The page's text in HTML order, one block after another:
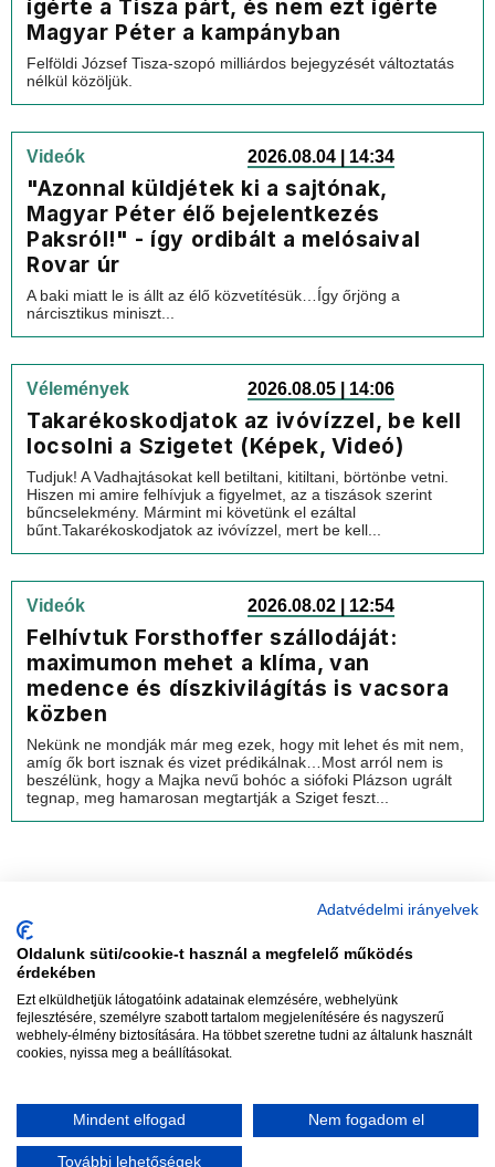
ígérte a Tisza párt, és nem ezt ígérte
Magyar Péter a kampányban
Felföldi József Tisza-szopó milliárdos bejegyzését változtatás
nélkül közöljük.
Videók 2026.08.04 | 14:34
"Azonnal küldjétek ki a sajtónak,
Magyar Péter élő bejelentkezés
Paksról!" - így ordibált a melósaival
Rovar úr
A baki miatt le is állt az élő közvetítésük…Így őrjöng a
nárcisztikus miniszt...
Vélemények 2026.08.05 | 14:06
Takarékoskodjatok az ivóvízzel, be kell
locsolni a Szigetet (Képek, Videó)
Tudjuk! A Vadhajtásokat kell betiltani, kitiltani, börtönbe vetni.
Hiszen mi amire felhívjuk a figyelmet, az a tiszások szerint
bűncselekmény. Mármint mi követünk el ezáltal
bűnt.Takarékoskodjatok az ivóvízzel, mert be kell...
Videók 2026.08.02 | 12:54
Felhívtuk Forsthoffer szállodáját:
maximumon mehet a klíma, van
medence és díszkivilágítás is vacsora
közben
Nekünk ne mondják már meg ezek, hogy mit lehet és mit nem,
amíg ők bort isznak és vizet prédikálnak…Most arról nem is
beszélünk, hogy a Majka nevű bohóc a siófoki Plázson ugrált
tegnap, meg hamarosan megtartják a Sziget feszt...
Szerkesztőség:szerk@vadhajtasok.hu
Modi:moderator@vadhajtasok.hu
AdatvédelemImpresszumSzerzői jogok
2018 Vadhajtások.hu
Adatvédelmi irányelvek
Oldalunk süti/cookie-t használ a megfelelő működés
érdekében
Ezt elküldhetjük látogatóink adatainak elemzésére, webhelyünk
fejlesztésére, személyre szabott tartalom megjelenítésére és nagyszerű
webhely-élmény biztosítására. Ha többet szeretne tudni az általunk használt
cookies, nyissa meg a beállításokat.
Mindent elfogad Nem fogadom el
További lehetőségek